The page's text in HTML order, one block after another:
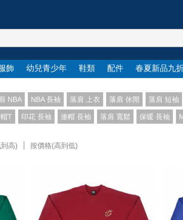
飾 幼兒青少年 鞋類 配件 春夏新品九
NBA NBA 長袖 落肩 上衣 落肩 休閒 落肩 短袖
T 印花 長袖 連帽 長袖 落肩 寬鬆 保暖 長袖
高) 按價格(高到低)